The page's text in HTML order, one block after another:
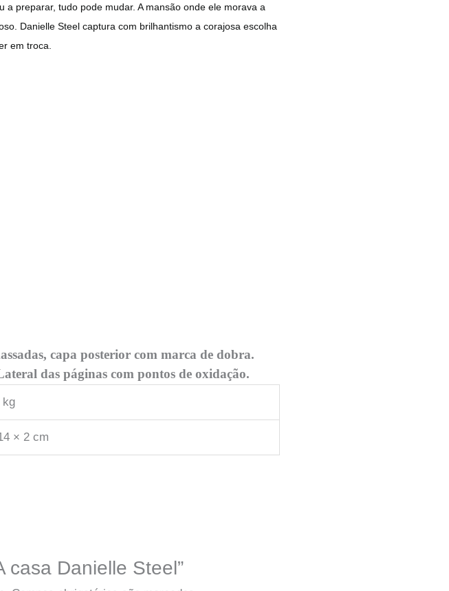
preparar, tudo pode mudar. A mansão onde ele morava a
Danielle Steel captura com brilhantismo a corajosa escolha
em troca.
capa posterior com marca de dobra.
das páginas com pontos de oxidação.
kg
× 2 cm
casa Danielle Steel”